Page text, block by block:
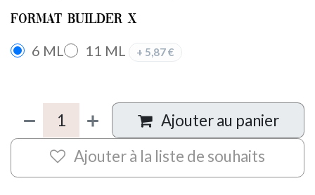
Format Builder X
6 ML 11 ML + 5,87€
Ajouter au panier
Ajouter à la liste de souhaits